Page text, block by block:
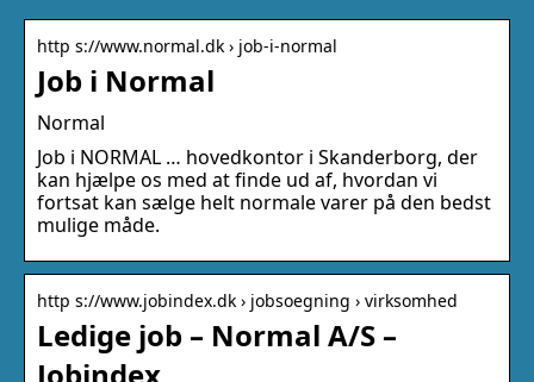
http s://www.normal.dk › job-i-normal
Job i Normal
Normal
Job i NORMAL … hovedkontor i Skanderborg, der
kan hjælpe os med at finde ud af, hvordan vi
fortsat kan sælge helt normale varer på den bedst
mulige måde.
http s://www.jobindex.dk › jobsoegning › virksomhed
Ledige job – Normal A/S –
Jobindex